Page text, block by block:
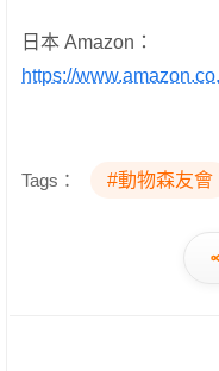
日本 Amazon：
https://
Tags： #動物森友會